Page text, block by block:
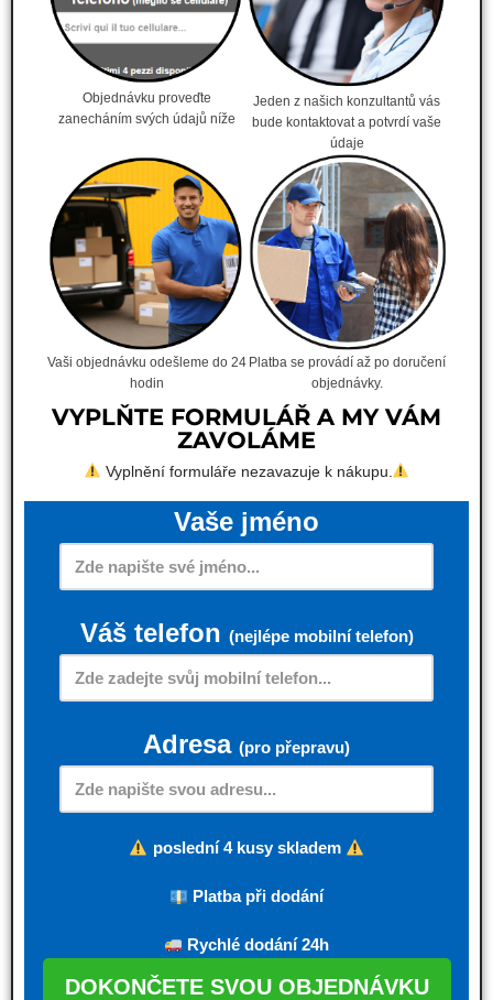
Objednávku proveďte
zanecháním svých údajů níže
Jeden z našich konzultantů vás
bude kontaktovat a potvrdí vaše
údaje
Vaši objednávku odešleme do 24
hodin
Platba se provádí až po doručení
objednávky.
VYPLŇTE FORMULÁŘ A MY VÁM
ZAVOLÁME
Vyplnění formuláře nezavazuje k nákupu.
Vaše jméno
Váš telefon (nejlépe mobilní telefon)
Adresa (pro přepravu)
poslední 4 kusy skladem
Platba při dodání
Rychlé dodání 24h
DOKONČETE SVOU OBJEDNÁVKU